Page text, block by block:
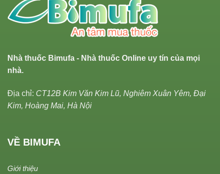
Nhà thuốc Bimufa - Nhà thuốc Online uy tín của mọi
nhà.
Địa chỉ: CT12B Kim Văn Kim Lũ, Nghiêm Xuân Yêm, Đại
Kim, Hoàng Mai, Hà Nội
VỀ BIMUFA
Giới thiệu